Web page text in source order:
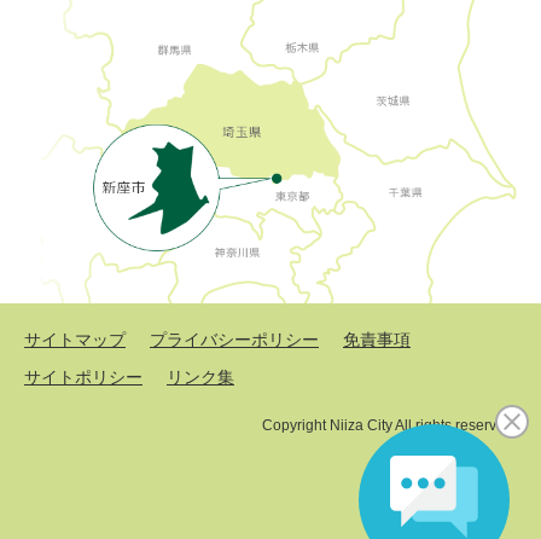
サイトマップ プライバシーポリシー
免責事項
サイトポリシー
リンク集
Copyright Niiza City All rights reserved.